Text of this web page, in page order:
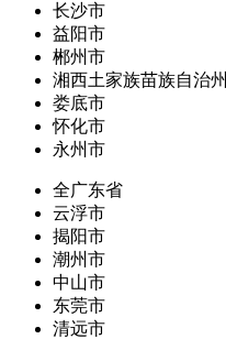
长沙市
益阳市
郴州市
湘西土家族苗族自治州
娄底市
怀化市
永州市
全广东省
云浮市
揭阳市
潮州市
中山市
东莞市
清远市